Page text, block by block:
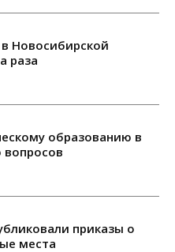
Новосибирской
раза
образованию в
вопросов
приказы о
места